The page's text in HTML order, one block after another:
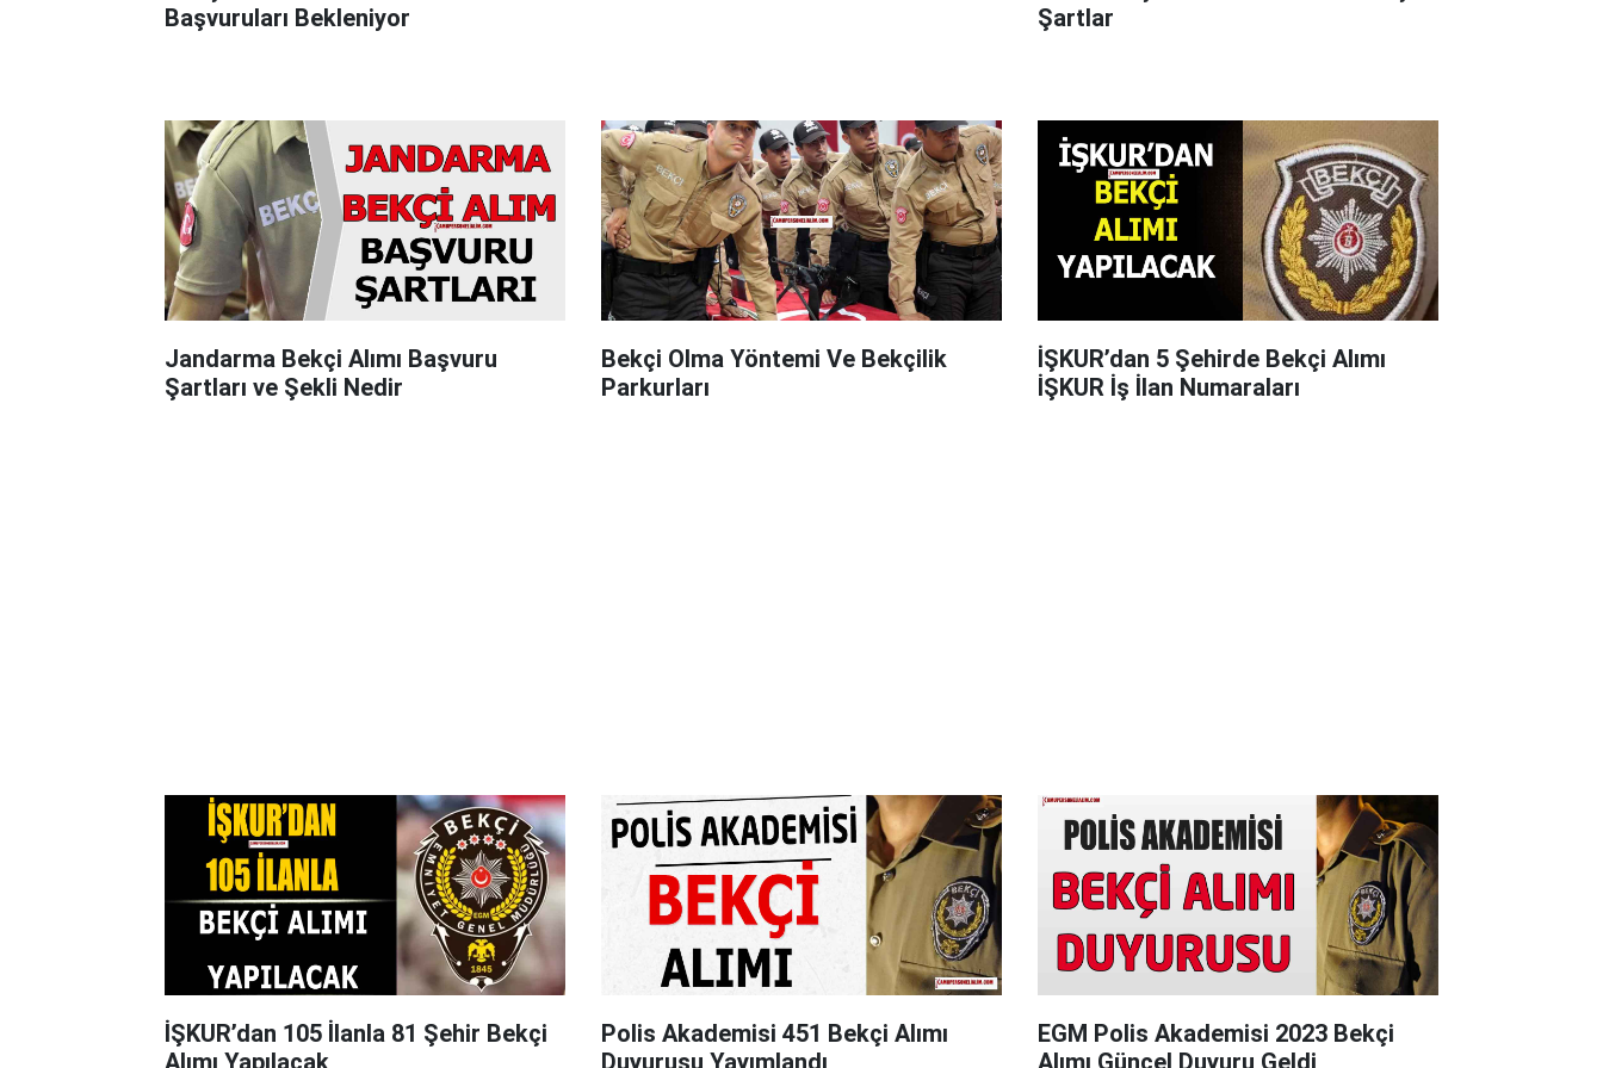
Başvuruları Bekleniyor
Şartlar
Jandarma Bekçi Alımı Başvuru
Şartları ve Şekli Nedir
Bekçi Olma Yöntemi Ve Bekçilik
Parkurları
İŞKUR’dan 5 Şehirde Bekçi Alımı
İŞKUR İş İlan Numaraları
İŞKUR’dan 105 İlanla 81 Şehir Bekçi
Alımı Yapılacak
Polis Akademisi 451 Bekçi Alımı
Duyurusu Yayımlandı
EGM Polis Akademisi 2023 Bekçi
Alımı Güncel Duyuru Geldi